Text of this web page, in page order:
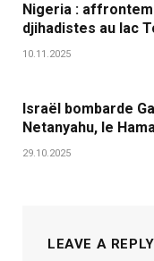
Nigeria :
djihadistes au lac
10.11.2025
Israël bombarde
Netanyahu, le
29.10.2025
LEAVE A REPLY